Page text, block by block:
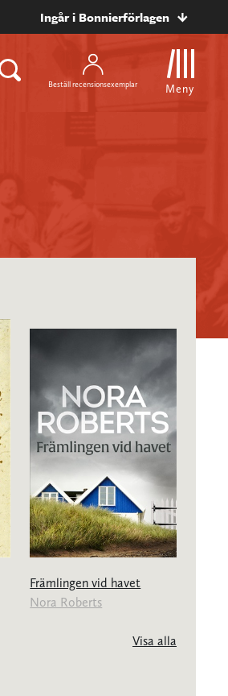
Ingår i Bonnierförlagen
Beställ recensionsexemplar Meny
Främlingen vid havet
Nora Roberts
Visa alla